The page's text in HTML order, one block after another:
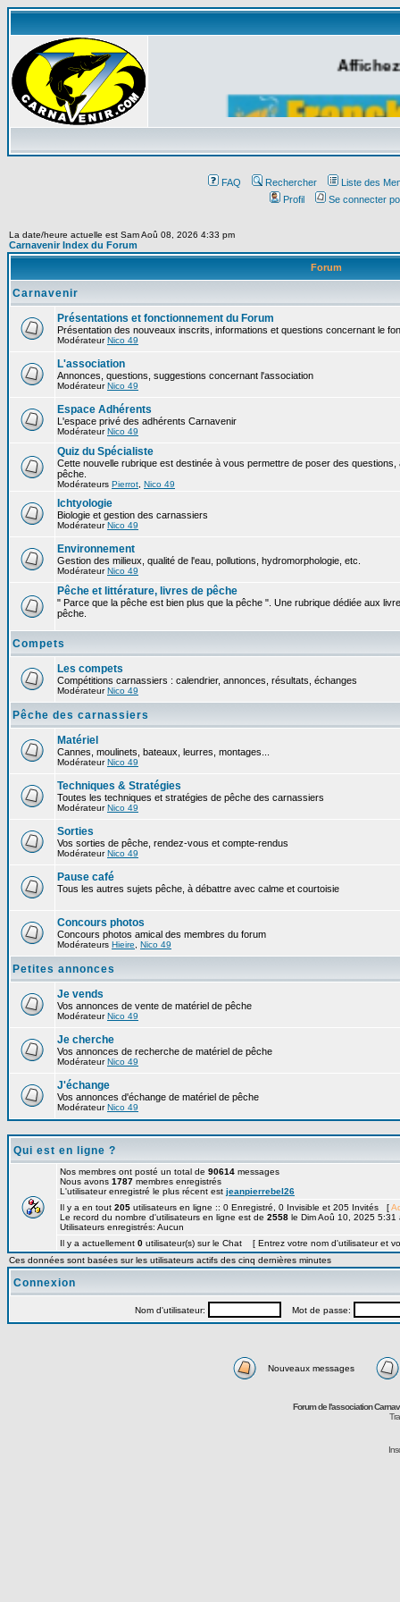
FAQ Rechercher
Liste des
Profil
Se connecter
La date/heure actuelle est Sam Aoû 08, 2026 4:33 pm
Carnavenir Index du Forum
Forum
Carnavenir
Présentations et fonctionnement du Forum
Présentation des nouveaux inscrits, informations et questions concernant le
ModérateurNico 49
L'association
Annonces, questions, suggestions concernant l'association
ModérateurNico 49
Espace Adhérents
L'espace privé des adhérents Carnavenir
ModérateurNico 49
Quiz du Spécialiste
Cette nouvelle rubrique est destinée à vous permettre de poser des
pêche.
Modérateurs Pierrot Nico 49
Ichtyologie
Biologie et gestion des carnassiers
ModérateurNico 49
Environnement
Gestion des milieux, qualité de l'eau, pollutions, hydromorphologie, etc.
ModérateurNico 49
Pêche et littérature, livres de pêche
" Parce que la pêche est bien plus que la pêche ". Une rubrique dédiée aux
pêche.
Compets
Les compets
Compétitions carnassiers : calendrier, annonces, résultats, échanges
ModérateurNico 49
Pêche des carnassiers
Matériel
Cannes, moulinets, bateaux, leurres, montages...
ModérateurNico 49
Techniques & Stratégies
Toutes les techniques et stratégies de pêche des carnassiers
ModérateurNico 49
Sorties
Vos sorties de pêche, rendez-vous et compte-rendus
ModérateurNico 49
Pause café
Tous les autres sujets pêche, à débattre avec calme et courtoisie
Concours photos
Concours photos amical des membres du forum
Modérateurs Hieire Nico 49
Petites annonces
Je vends
Vos annonces de vente de matériel de pêche
ModérateurNico 49
Je cherche
Vos annonces de recherche de matériel de pêche
ModérateurNico 49
J'échange
Vos annonces d'échange de matériel de pêche
ModérateurNico 49
Qui est en ligne ?
Nos membres ont posté un total de 90614 messages
Nous avons 1787 membres enregistrés
L'utilisateur enregistré le plus récent est jeanpierrebel26
Il y a en tout 205 utilisateurs en ligne :: 0 Enregistré, 0 Invisible et 205 Invités [
Le record du nombre d'utilisateurs en ligne est de 2558 le Dim Aoû 10, 2025 5:31
Utilisateurs enregistrés: Aucun
Il y a actuellement 0 utilisateur(s) sur le Chat [ Entrez votre nom d'utilisateur et
Ces données sont basées sur les utilisateurs actifs des cinq dernières minutes
Connexion
Nom d'utilisateur: Mot de passe:
Nouveaux messages
Forum de l'association